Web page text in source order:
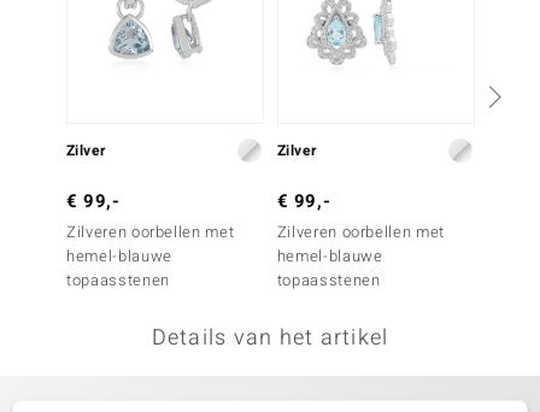
Collection
Zilver
€ 99,-
Zilveren oorbellen met
hemel-blauwe
topaasstenen
Zilver
€ 99,-
Zilveren oorbellen met
hemel-blauwe
topaasstenen
Details van het artikel